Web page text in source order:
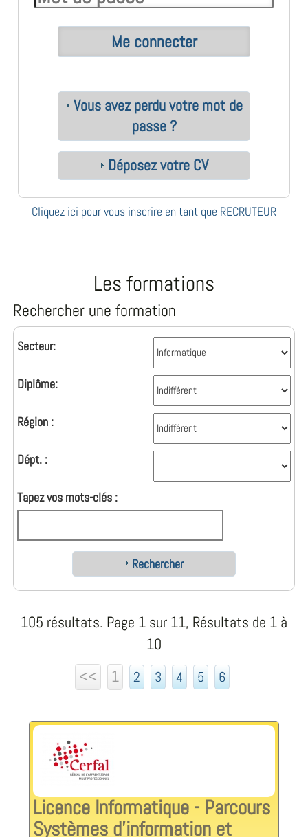
Vous avez perdu votre mot de
passe ?
Déposez votre CV
Cliquez ici pour vous inscrire en tant que RECRUTEUR
Les formations
Rechercher une formation
Secteur:
Diplôme:
Région :
Dépt. :
Tapez vos mots-clés :
Rechercher
105 résultats. Page 1 sur 11, Résultats de 1 à
10
<<
1 2 3 4 5 6
Licence Informatique - Parcours
Systèmes d’information et